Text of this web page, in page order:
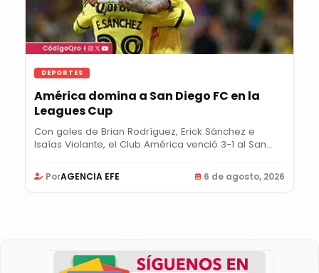
DEPORTES
América domina a San Diego FC en la
Leagues Cup
Con goles de Brian Rodríguez, Erick Sánchez e
Isaías Violante, el Club América venció 3-1 al San...
PorAGENCIA EFE 6 de agosto, 2026